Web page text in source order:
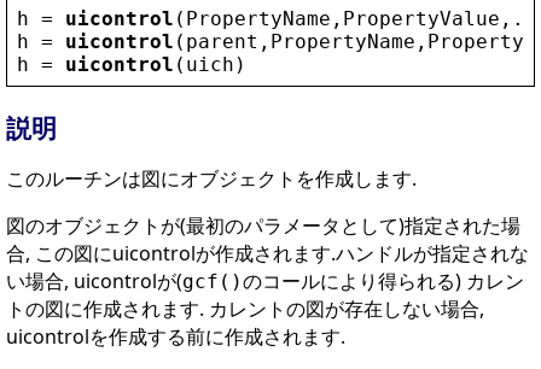
h = uicontrol ( PropertyName , PropertyValue
h = uicontrol ( parent , PropertyName ,
h = uicontrol ( uich )
説明
このルーチンは図にオブジェクトを作成します.
図のオブジェクトが(最初のパラメータとして)指定された場
合, この図にuicontrolが作成されます.ハンドルが指定されな
い場合, uicontrolが(gcf()のコールにより得られる) カレン
トの図に作成されます. カレントの図が存在しない場合,
uicontrolを作成する前に作成されます.